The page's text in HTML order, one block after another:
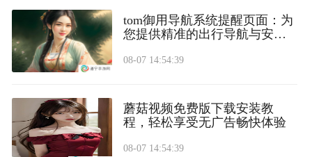
tom御用导航系统提醒页面：为
您提供精准的出行导航与安全
08-07 14:54:39
蘑菇视频免费版下载安装教
程，轻松享受无广告畅快体验
08-07 14:54:39